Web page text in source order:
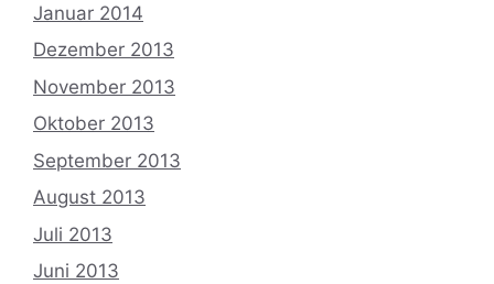
Januar 2014
Dezember 2013
November 2013
Oktober 2013
September 2013
August 2013
Juli 2013
Juni 2013